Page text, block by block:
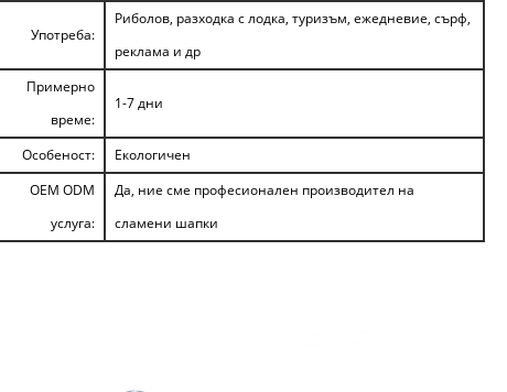
Употреба:
Риболов, разходка с лодка, туризъм, ежедневие, сърф,
реклама и др
Примерно
време:
1-7 дни
Особеност:
Екологичен
OEM ODM
услуга:
Да, ние сме професионален производител на
сламени шапки